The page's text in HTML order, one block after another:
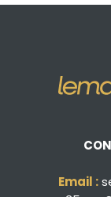
Email :